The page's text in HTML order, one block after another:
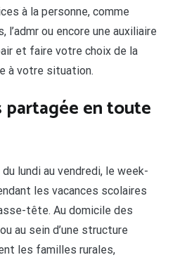
à la personne, comme
l’admr ou encore une auxiliaire
et faire votre choix de la
à votre situation.
partagée en toute
lundi au vendredi, le week-
les vacances scolaires
tête. Au domicile des
au sein d’une structure
les familles rurales,